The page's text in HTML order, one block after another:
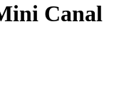
Canal